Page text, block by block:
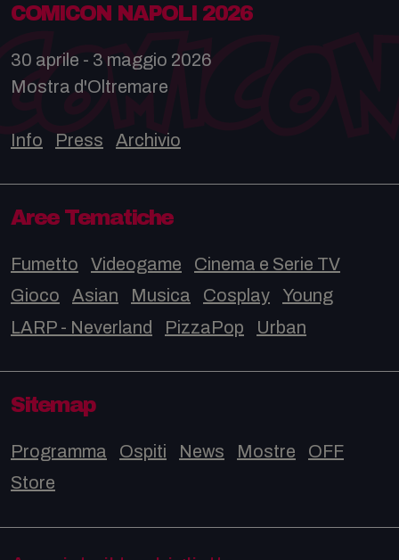
COMICON NAPOLI 2026
30 aprile - 3 maggio 2026
Mostra d'Oltremare
Info Press Archivio
Aree Tematiche
Fumetto Videogame
Cinema e Serie TV
Gioco
Asian Musica Cosplay
Young
LARP - Neverland
PizzaPop Urban
Sitemap
Programma Ospiti News Mostre
OFF
Store